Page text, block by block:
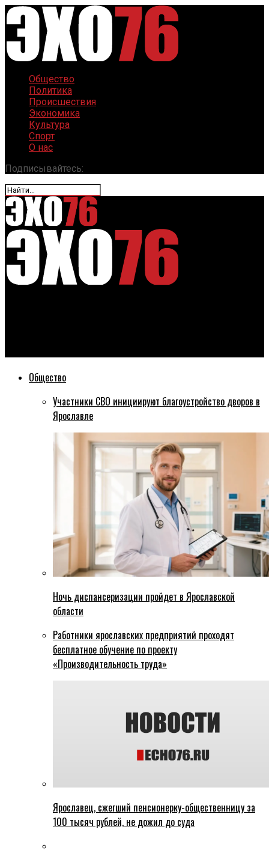
Общество
Политика
Происшествия
Экономика
Культура
Спорт
О нас
Подписывайтесь:
Общество
Участники СВО инициируют благоустройство дворов в
Ярославле
Ночь диспансеризации пройдет в Ярославской
области
Работники ярославских предприятий проходят
бесплатное обучение по проекту
«Производительность труда»
Ярославец, сжегший пенсионерку-общественницу за
100 тысяч рублей, не дожил до суда